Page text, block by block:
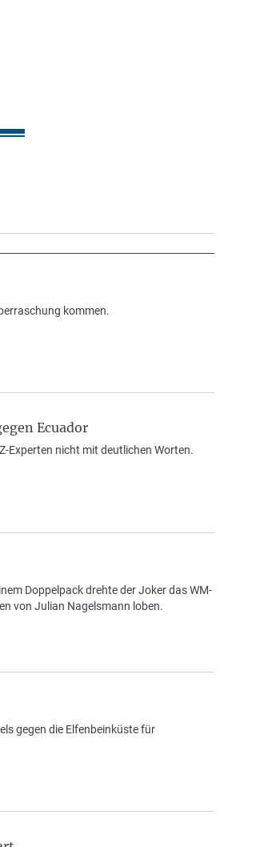
kommen.
Ecuador
Experten nicht mit deutlichen Worten.
Doppelpack drehte der Joker das WM-
von Julian Nagelsmann loben.
gegen die Elfenbeinküste für